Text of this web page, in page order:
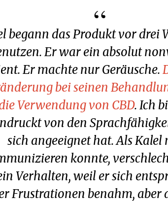
Er war ein absolut
Er machte nur Geräusche.
bei seinen
Verwendung von CBD. Ich
von den
sich angeeignet hat. Als Kalel
konnte,
Verhalten, weil er sich
Frustrationen benahm, aber